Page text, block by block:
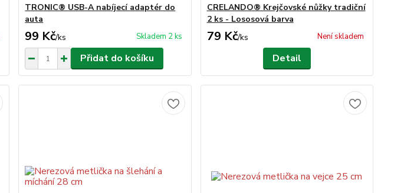
TRONIC® USB-A nabíjecí adaptér do
auta
99 Kč/ks Skladem 2 ks
Přidat do košíku
CRELANDO® Krejčovské nůžky tradiční
2 ks - Lososová barva
79 Kč/ks Není skladem
Detail